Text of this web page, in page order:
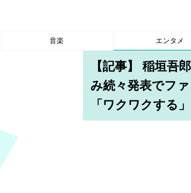
音楽 エンタメ
【記事】 稲垣吾
み続々発表でフ
「ワクワクする